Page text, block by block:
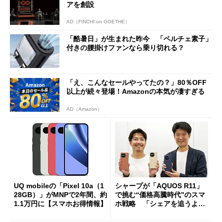
アを創設
AD（FINCHI on GOETHE）
「酷暑日」が生まれた昨今 「ペルチェ素子」
付きの腰掛けファンなら乗り切れる？
「え、こんなセールやってたの？」80％OFF
以上が続々登場！Amazonの本気が凄すぎる
AD（Amazon）
UQ mobileの「Pixel 10a（1
28GB）」がMNPで2年間、約
1.1万円に【スマホお得情報】
シャープが「AQUOS R11」
で挑む“価格高騰時代”のスマ
ホ戦略 「シェアを追うより